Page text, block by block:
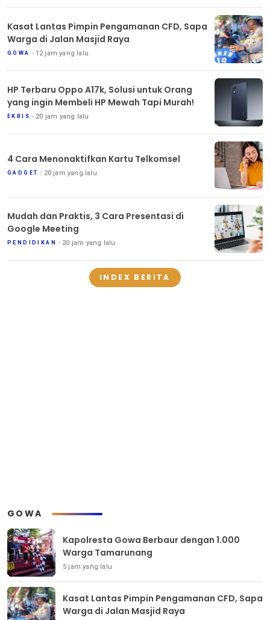
Kasat Lantas Pimpin Pengamanan CFD, Sapa
Warga di Jalan Masjid Raya
GOWA 12 jam yang lalu
HP Terbaru Oppo A17k, Solusi untuk Orang
yang ingin Membeli HP Mewah Tapi Murah!
EKBIS 20 jam yang lalu
4 Cara Menonaktifkan Kartu Telkomsel
GADGET 20 jam yang lalu
Mudah dan Praktis, 3 Cara Presentasi di
Google Meeting
PENDIDIKAN 20 jam yang lalu
INDEX BERITA
GOWA
Kapolresta Gowa Berbaur dengan 1.000
Warga Tamarunang
5 jam yang lalu
Kasat Lantas Pimpin Pengamanan CFD, Sapa
Warga di Jalan Masjid Raya